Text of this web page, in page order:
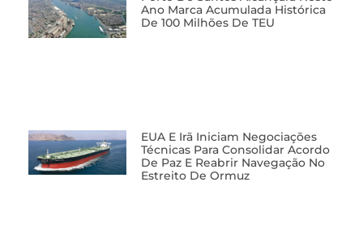
Ano Marca Acumulada Histórica
De 100 Milhões De TEU
EUA E Irã Iniciam Negociações
Técnicas Para Consolidar Acordo
De Paz E Reabrir Navegação No
Estreito De Ormuz